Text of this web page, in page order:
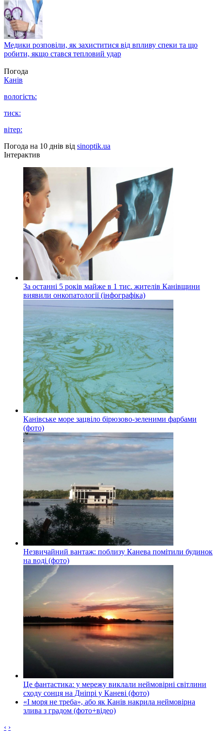
Медики розповіли, як захиститися від впливу спеки та що
робити, якщо стався тепловий удар
Погода
Канів
вологість:
тиск:
вітер:
Погода на 10 днів від sinoptik.ua
Інтерактив
За останні 5 років майже в 1 тис. жителів Канівщини
виявили онкопатології (інфографіка)
Канівське море зацвіло бірюзово-зеленими фарбами
(фото)
Незвичайний вантаж: поблизу Канева помітили будинок
на воді (фото)
Це фантастика: у мережу виклали неймовірні світлини
сходу сонця на Дніпрі у Каневі (фото)
«І моря не треба», або як Канів накрила неймовірна
злива з градом (фото+відео)
‹ ›